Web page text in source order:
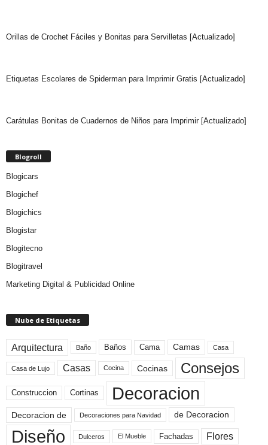
Orillas de Crochet Fáciles y Bonitas para Servilletas [Actualizado]
Etiquetas Escolares de Spiderman para Imprimir Gratis [Actualizado]
Carátulas Bonitas de Cuadernos de Niños para Imprimir [Actualizado]
Blogroll
Blogicars
Blogichef
Blogichics
Blogistar
Blogitecno
Blogitravel
Marketing Digital & Publicidad Online
Nube de Etiquetas
Arquitectura Baño Baños Cama Camas Casa
Casa de Lujo Casas Cocina Cocinas Consejos
Construccion Cortinas Decoracion
Decoracion de Decoraciones para Navidad de Decoracion
Diseño Dulceros El Mueble Fachadas Flores